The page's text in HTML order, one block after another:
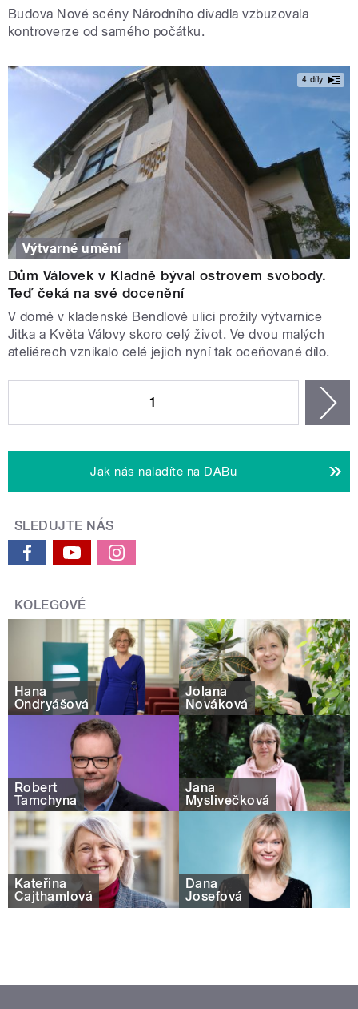
Budova Nové scény Národního divadla vzbuzovala
kontroverze od samého počátku.
4 díly
Výtvarné umění
Dům Válovek v Kladně býval ostrovem svobody.
Teď čeká na své docenění
V domě v kladenské Bendlově ulici prožily výtvarnice
Jitka a Květa Válovy skoro celý život. Ve dvou malých
ateliérech vznikalo celé jejich nyní tak oceňované dílo.
1
Jak nás naladíte na DABu
SLEDUJTE NÁS
KOLEGOVÉ
Hana
Ondryášová
Jolana
Nováková
Robert
Tamchyna
Jana
Myslivečková
Kateřina
Cajthamlová
Dana
Josefová